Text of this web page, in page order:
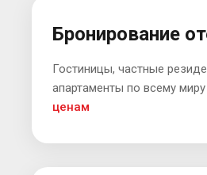
Бронирование
Гостиницы, частные
апартаменты по всему
ценам